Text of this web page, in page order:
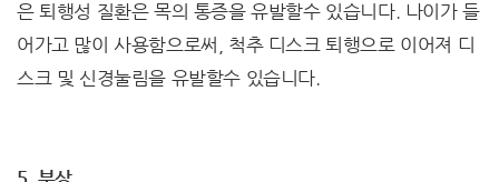
은 퇴행성 질환은 목의 통증을 유발할수 있습니다. 나이가 들
어가고 많이 사용함으로써, 척추 디스크 퇴행으로 이어져 디
스크 및 신경눌림을 유발할수 있습니다.